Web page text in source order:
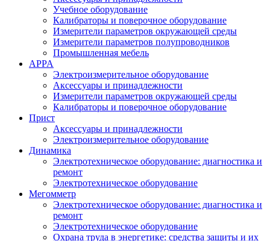
Учебное оборудование
Калибраторы и поверочное оборудование
Измерители параметров окружающей среды
Измерители параметров полупроводников
Промышленная мебель
APPA
Электроизмерительное оборудование
Аксессуары и принадлежности
Измерители параметров окружающей среды
Калибраторы и поверочное оборудование
Прист
Аксессуары и принадлежности
Электроизмерительное оборудование
Динамика
Электротехническое оборудование: диагностика и
ремонт
Электротехническое оборудование
Мегомметр
Электротехническое оборудование: диагностика и
ремонт
Электротехническое оборудование
Охрана труда в энергетике: средства защиты и их